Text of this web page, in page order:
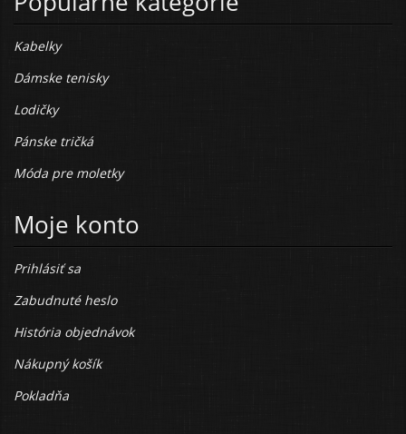
Kabelky
Dámske tenisky
Lodičky
Pánske tričká
Móda pre moletky
Moje konto
Prihlásiť sa
Zabudnuté heslo
História objednávok
Nákupný košík
Pokladňa